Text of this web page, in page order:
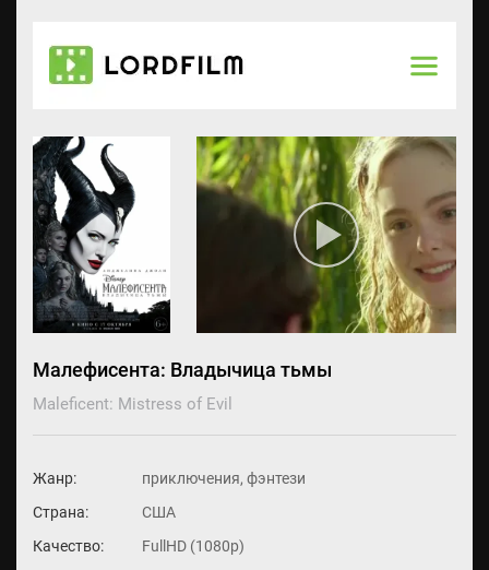
Малефисента: Владычица тьмы
Maleficent: Mistress of Evil
Жанр:
приключения, фэнтези
Страна:
США
Качество:
FullHD (1080p)